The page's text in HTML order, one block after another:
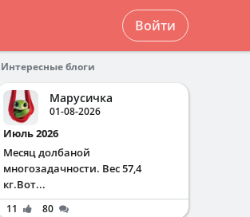
Войти
Интересные блоги
Марусичка
01-08-2026
Июль 2026
Месяц долбаной
многозадачности. Вес 57,4
кг.Вот...
11 80